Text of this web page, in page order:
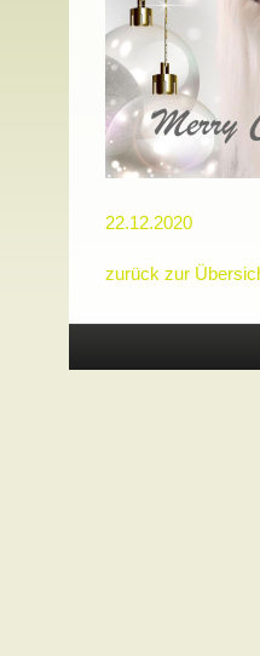
22.12.2020
zurück zur